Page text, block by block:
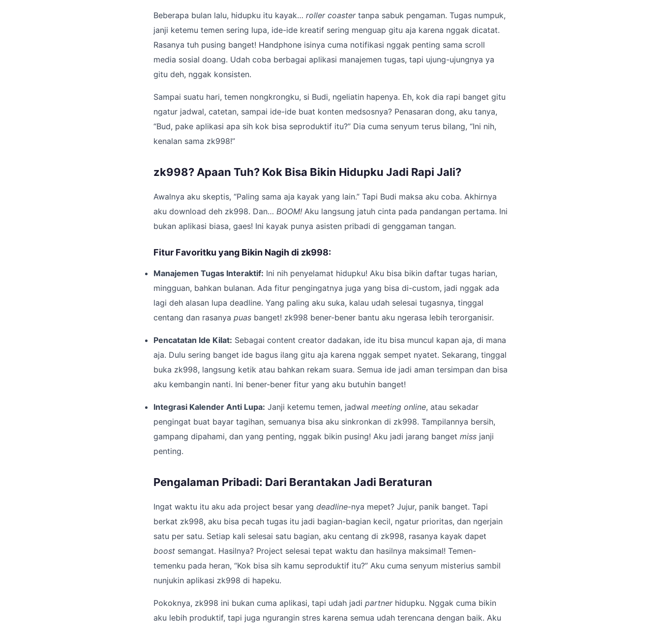
Beberapa bulan lalu, hidupku itu kayak… roller coastertanpa sabuk pengaman. Tugas numpuk,
janji ketemu temen sering lupa, ide-ide kreatif sering menguap gitu aja karena nggak dicatat.
Rasanya tuh pusing banget! Handphone isinya cuma notifikasi nggak penting sama scroll
media sosial doang. Udah coba berbagai aplikasi manajemen tugas, tapi ujung-ujungnya ya
gitu deh, nggak konsisten.
Sampai suatu hari, temen nongkrongku, si Budi, ngeliatin hapenya. Eh, kok dia rapi banget gitu
ngatur jadwal, catetan, sampai ide-ide buat konten medsosnya? Penasaran dong, aku tanya,
“Bud, pake aplikasi apa sih kok bisa seproduktif itu?” Dia cuma senyum terus bilang, “Ini nih,
kenalan sama zk998!”
zk998? Apaan Tuh? Kok Bisa Bikin Hidupku Jadi Rapi Jali?
Awalnya aku skeptis, “Paling sama aja kayak yang lain.” Tapi Budi maksa aku coba. Akhirnya
aku download deh zk998. Dan… BOOM! Aku langsung jatuh cinta pada pandangan pertama. Ini
bukan aplikasi biasa, gaes! Ini kayak punya asisten pribadi di genggaman tangan.
Fitur Favoritku yang Bikin Nagih di zk998:
Manajemen Tugas Interaktif: Ini nih penyelamat hidupku! Aku bisa bikin daftar tugas harian,
mingguan, bahkan bulanan. Ada fitur pengingatnya juga yang bisa di-custom, jadi nggak ada
lagi deh alasan lupa deadline. Yang paling aku suka, kalau udah selesai tugasnya, tinggal
centang dan rasanya puas banget! zk998 bener-bener bantu aku ngerasa lebih terorganisir.
Pencatatan Ide Kilat: Sebagai content creator dadakan, ide itu bisa muncul kapan aja, di mana
aja. Dulu sering banget ide bagus ilang gitu aja karena nggak sempet nyatet. Sekarang, tinggal
buka zk998, langsung ketik atau bahkan rekam suara. Semua ide jadi aman tersimpan dan bisa
aku kembangin nanti. Ini bener-bener fitur yang aku butuhin banget!
Integrasi Kalender Anti Lupa: Janji ketemu temen, jadwal meeting online, atau sekadar
pengingat buat bayar tagihan, semuanya bisa aku sinkronkan di zk998. Tampilannya bersih,
gampang dipahami, dan yang penting, nggak bikin pusing! Aku jadi jarang banget miss janji
penting.
Pengalaman Pribadi: Dari Berantakan Jadi Beraturan
Ingat waktu itu aku ada project besar yang deadline-nya mepet? Jujur, panik banget. Tapi
berkat zk998, aku bisa pecah tugas itu jadi bagian-bagian kecil, ngatur prioritas, dan ngerjain
satu per satu. Setiap kali selesai satu bagian, aku centang di zk998, rasanya kayak dapet
boost semangat. Hasilnya? Project selesai tepat waktu dan hasilnya maksimal! Temen-
temenku pada heran, “Kok bisa sih kamu seproduktif itu?” Aku cuma senyum misterius sambil
nunjukin aplikasi zk998 di hapeku.
Pokoknya, zk998 ini bukan cuma aplikasi, tapi udah jadi partnerhidupku. Nggak cuma bikin
aku lebih produktif, tapi juga ngurangin stres karena semua udah terencana dengan baik. Aku